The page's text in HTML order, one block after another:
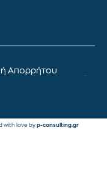
Απορρήτου
with love by p-consulting.gr